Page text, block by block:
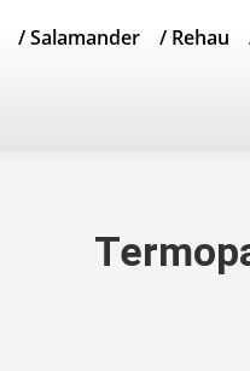
/ Salamander / Rehau